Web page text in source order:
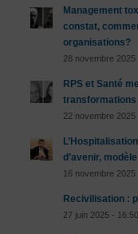
Management
constat,
organisations?
28 novembre 2025
RPS et Santé
transformations
22 novembre 2025
d’avenir,
16 novembre 2025
Recivilisation :
27 juin 2025 - 16:50